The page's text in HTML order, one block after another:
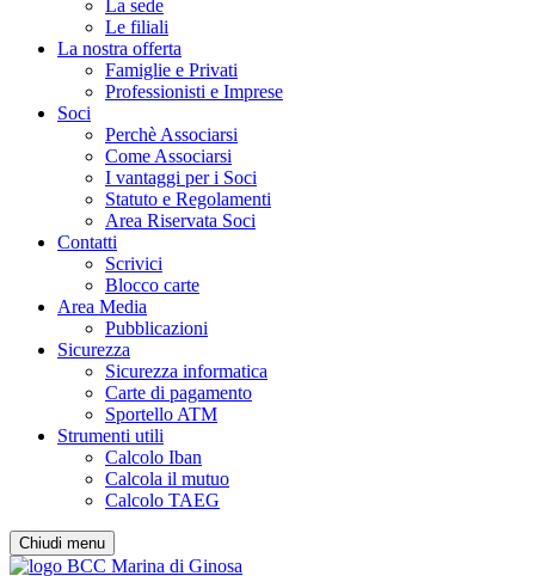
La sede
Le filiali
La nostra offerta
Famiglie e Privati
Professionisti e Imprese
Soci
Perchè Associarsi
Come Associarsi
I vantaggi per i Soci
Statuto e Regolamenti
Area Riservata Soci
Contatti
Scrivici
Blocco carte
Area Media
Pubblicazioni
Sicurezza
Sicurezza informatica
Carte di pagamento
Sportello ATM
Strumenti utili
Calcolo Iban
Calcola il mutuo
Calcolo TAEG
Chiudi menu